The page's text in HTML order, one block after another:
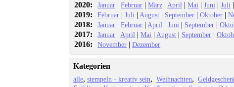
2020: Januar |Februar |März | April |Mai |Juni |Juli |
2019: Februar |Juli | August | September |Oktober |
2018: Januar |Februar | April |Juni | September |
2017: Januar | April |Mai | August | September |
2016: November |Dezember
Kategorien
alle stempeln - kreativ sein Weihnachten